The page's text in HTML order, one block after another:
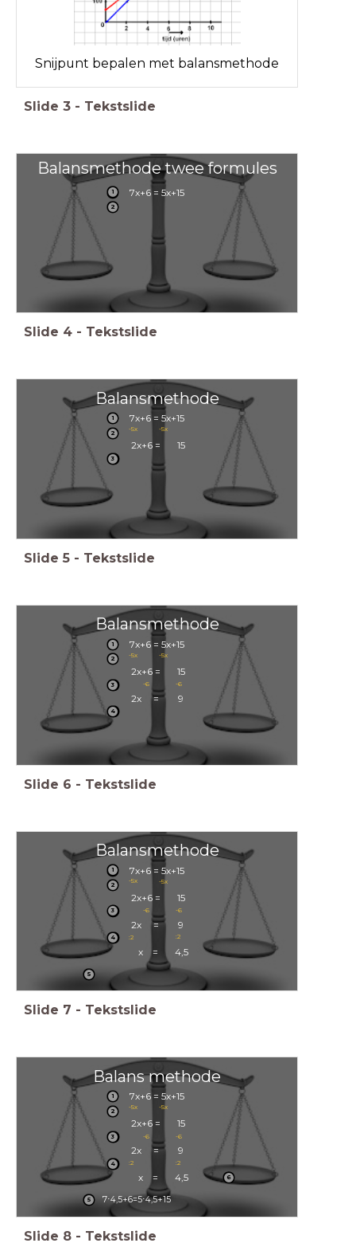
Snijpunt bepalen met balansmethode
Slide 3 - Tekstslide
7x+6 = 5x+15
Balansmethode twee formules
1
2
Slide 4 - Tekstslide
7x+6 = 5x+15
2x+6 = 15
Balansmethode
-5x
-5x
1
2
3
Slide 5 - Tekstslide
7x+6 = 5x+15
2x+6 = 15
2x = 9
Balansmethode
-5x
-5x
-6 -6
1
2
3
4
Slide 6 - Tekstslide
7x+6 = 5x+15
2x+6 = 15
2x = 9
x = 4,5
Balansmethode
-5x
-5x
-6 -6
:2 :2
1
2
3
4
5
Slide 7 - Tekstslide
7x+6 = 5x+15
2x+6 = 15
2x = 9
x = 4,5
Balans methode
-5x
-5x
-6 -6
:2 :2
1
7⋅4,5+6=5⋅4,5+15
2
3
4
5
6
Slide 8 - Tekstslide